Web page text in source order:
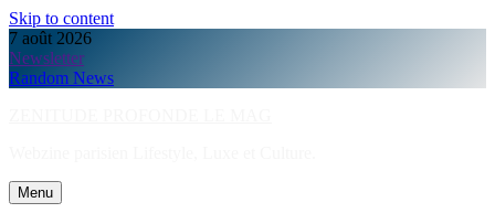
Skip to content
7 août 2026
Newsletter
Random News
Menu